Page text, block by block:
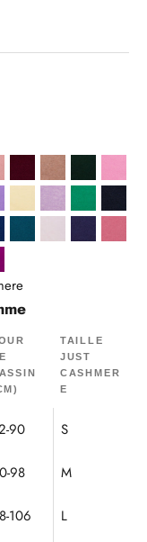
De Rose
BordeauxCamel Chiné
Cyprès
LimonadeMauve Chiné
Menthe
Navy
PaonPoudrePurplePétale
TAILLE
JUST
CASHMER
E
90 S
98 M
106 L